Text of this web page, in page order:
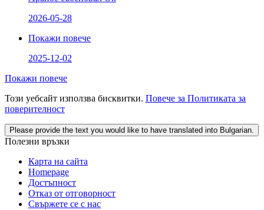
2026-05-28
Покажи повече
2025-12-02
Покажи повече
Този уебсайт използва бисквитки. Повече за Политиката за
поверителност
Please provide the text you would like to have translated into Bulgarian.
Полезни връзки
Карта на сайта
Homepage
Достъпност
Отказ от отговорност
Свържете се с нас